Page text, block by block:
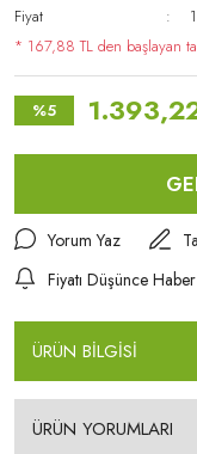
Fiyat
* 167,88 TL den başlayan
%5
Yorum Yaz
Fiyatı Düşünce
ÜRÜN BİLGİSİ
ÜRÜN YORUMLARI